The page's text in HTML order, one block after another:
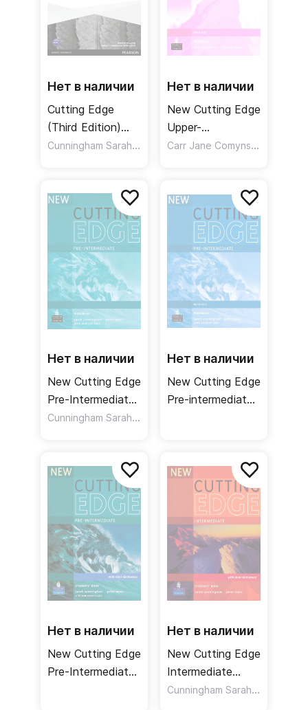
Нет в наличии
Cutting Edge
(Third Edition)
Intermediate
Pack / Книга для
учителя + CD
Cunningham Sarah
,Moor Peter,Williams Damian
Нет в наличии
New Cutting Edge
Upper-
Intermediate
+ ответы
Carr Jane Comyns
,Eales
Нет в наличии
New Cutting Edge
Pre-Intermediate
Workbook /
Cunningham Sarah
,Moor Peter
Нет в наличии
New Cutting Edge
Pre-intermediate
Нет в наличии
New Cutting Edge
Pre-Intermediate
Нет в наличии
New Cutting Edge
Intermediate
Students Book / Cunningham Sarah
,Moor